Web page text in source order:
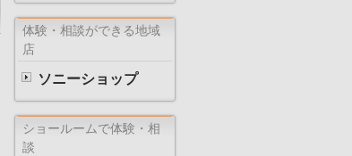
体験・相談ができる地域
店
ソニーショップ
ショールームで体験・相
談